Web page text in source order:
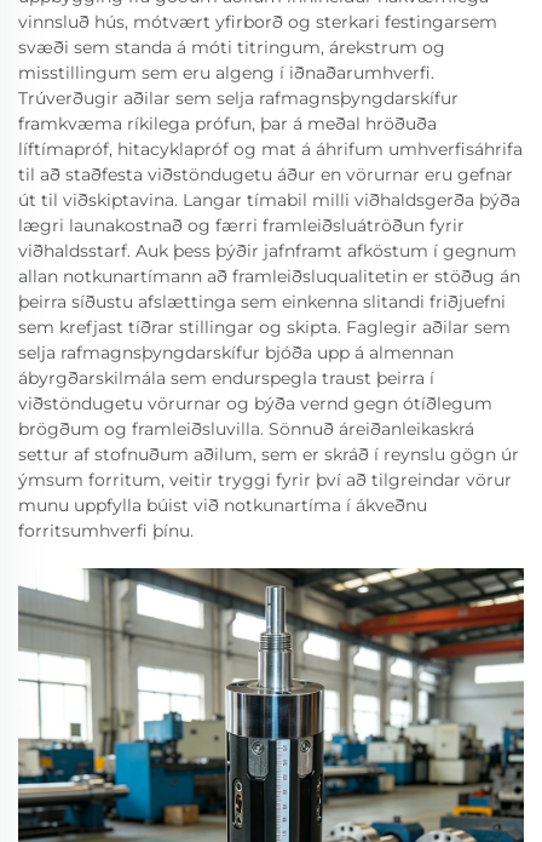
vinnsluð hús, mótvært yfirborð og sterkari festingarsem
svæði sem standa á móti titringum, árekstrum og
misstillingum sem eru algeng í iðnaðarumhverfi.
Trúverðugir aðilar sem selja rafmagnsþyngdarskífur
framkvæma ríkilega prófun, þar á meðal hröðuða
líftímapróf, hitacyklapróf og mat á áhrifum umhverfisáhrifa
til að staðfesta viðstöndugetu áður en vörurnar eru gefnar
út til viðskiptavina. Langar tímabil milli viðhaldsgerða þýða
lægri launakostnað og færri framleiðsluátröðun fyrir
viðhaldsstarf. Auk þess þýðir jafnframt afköstum í gegnum
allan notkunartímann að framleiðsluqualitetin er stöðug án
þeirra síðustu afslættinga sem einkenna slitandi friðjuefni
sem krefjast tíðrar stillingar og skipta. Faglegir aðilar sem
selja rafmagnsþyngdarskífur bjóða upp á almennan
ábyrgðarskilmála sem endurspegla traust þeirra í
viðstöndugetu vörurnar og býða vernd gegn ótíðlegum
brögðum og framleiðsluvilla. Sönnuð áreiðanleikaskrá
settur af stofnuðum aðilum, sem er skráð í reynslu gögn úr
ýmsum forritum, veitir tryggi fyrir því að tilgreindar vörur
munu uppfylla búist við notkunartíma í ákveðnu
forritsumhverfi þínu.